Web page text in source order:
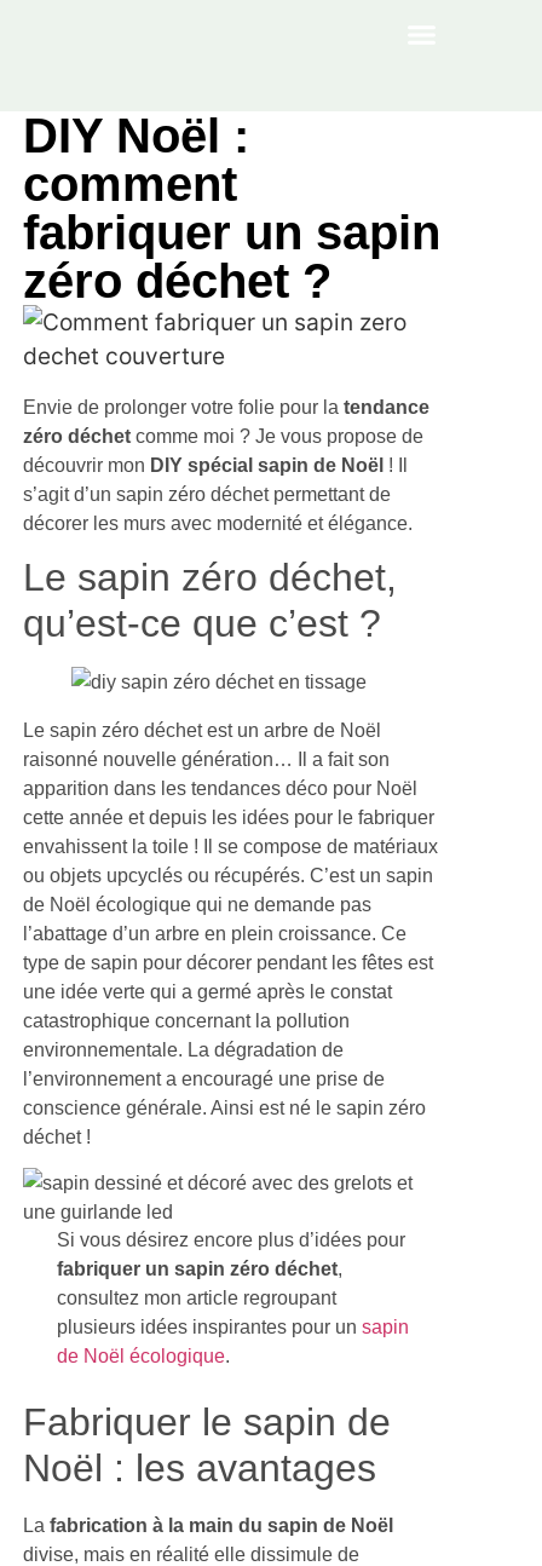
DIY Noël :
comment
fabriquer un sapin
zéro déchet ?
Envie de prolonger votre folie pour latendance
zéro déchet comme moi ? Je vous propose de
découvrir mon DIY spécial sapin de Noël ! Il
s’agit d’un sapin zéro déchet permettant de
décorer les murs avec modernité et élégance.
Le sapin zéro déchet,
qu’est-ce que c’est ?
Le sapin zéro déchet est un arbre de Noël
raisonné nouvelle génération… Il a fait son
apparition dans les tendances déco pour Noël
cette année et depuis les idées pour le fabriquer
envahissent la toile ! Il se compose de matériaux
ou objets upcyclés ou récupérés. C’est un sapin
de Noël écologique qui ne demande pas
l’abattage d’un arbre en plein croissance. Ce
type de sapin pour décorer pendant les fêtes est
une idée verte qui a germé après le constat
catastrophique concernant la pollution
environnementale. La dégradation de
l’environnement a encouragé une prise de
conscience générale. Ainsi est né le sapin zéro
déchet !
Si vous désirez encore plus d’idées pour
fabriquer un sapin zéro déchet,
consultez mon article regroupant
plusieurs idées inspirantes pour un sapin
de Noël écologique.
Fabriquer le sapin de
Noël : les avantages
Lafabrication à la main du sapin de Noël
divise, mais en réalité elle dissimule de